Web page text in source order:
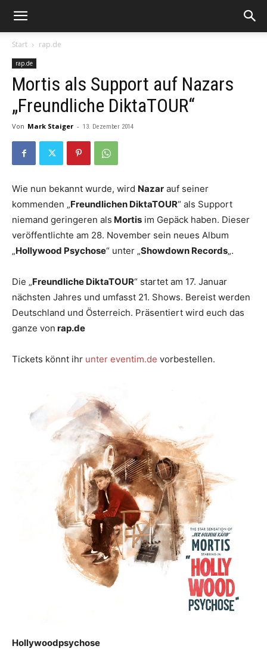
Start rap.de
rap.de
Mortis als Support auf Nazars
„Freundliche DiktaTOUR“
Von Mark Staiger - 13. Dezember 2014
Wie nun bekannt wurde, wird Nazar auf seiner
kommenden „Freundlichen DiktaTOUR“ als Support
niemand geringeren als Mortis im Gepäck haben. Dieser
veröffentlichte am 28. November sein neues Album
„Hollywood Psychose“ unter „Showdown Records„.
Die „Freundliche DiktaTOUR“ startet am 17. Januar
nächsten Jahres und umfasst 21. Shows. Bereist werden
Deutschland und Österreich. Präsentiert wird euch das
ganze von rap.de
Tickets könnt ihr unter eventim.de vorbestellen.
Hollywoodpsychose